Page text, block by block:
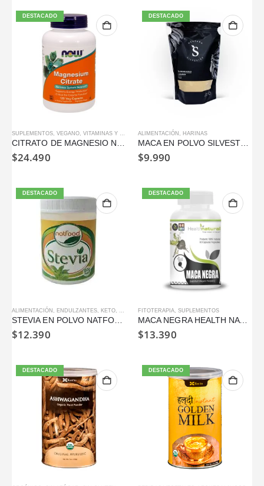
DESTACADO
SUPLEMENTOS, VEGANO, VITAMINAS Y MINERALES
CITRATO DE MAGNESIO NOW FOODS 120 CAPSULAS
$24.490
DESTACADO
ALIMENTACIÓN , HARINAS
MACA EN POLVO SILVESTRE 500 GR
$9.990
DESTACADO
ALIMENTACIÓN , ENDULZANTES, KETO, SIN AZÚCAR
STEVIA EN POLVO NATFOOD 80 GR
$12.390
DESTACADO
FITOTERAPIA, SUPLEMENTOS
MACA NEGRA HEALTH NATURAL 500MG 90 CAPSULAS
$13.390
DESTACADO DESTACADO